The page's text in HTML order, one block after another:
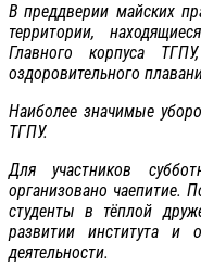
В преддверии майских
территории,
Главного корпуса
оздоровительного
Наиболее значимые
ТГПУ.
Для участников
организовано чаепитие.
студенты в тёплой
развитии института и
деятельности.